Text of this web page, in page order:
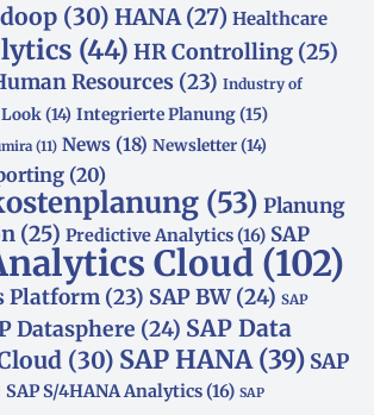
(30) HANA (27) Healthcare
(44) HR Controlling (25)
Resources (23) Industry of
(14) Integrierte Planung(15)
(11) News (18) Newsletter(14)
(20)
(53) Planung
(25) Predictive Analytics(16) SAP
Cloud (102)
Platform (23) SAP BW(24) SAP
Datasphere (24) SAP Data
(30) SAP HANA(39) SAP
SAP S/4HANA Analytics(16) SAP